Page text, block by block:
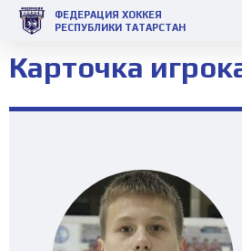
ФЕДЕРАЦИЯ ХОККЕЯ
РЕСПУБЛИКИ ТАТАРСТАН
Карточка